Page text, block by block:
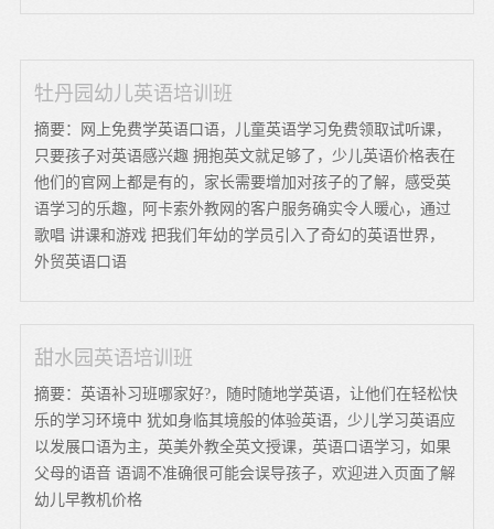
牡丹园幼儿英语培训班
摘要：网上免费学英语口语，儿童英语学习免费领取试听课，
只要孩子对英语感兴趣 拥抱英文就足够了，少儿英语价格表在
他们的官网上都是有的，家长需要增加对孩子的了解，感受英
语学习的乐趣，阿卡索外教网的客户服务确实令人暖心，通过
歌唱 讲课和游戏 把我们年幼的学员引入了奇幻的英语世界，
外贸英语口语
甜水园英语培训班
摘要：英语补习班哪家好?，随时随地学英语，让他们在轻松快
乐的学习环境中 犹如身临其境般的体验英语，少儿学习英语应
以发展口语为主，英美外教全英文授课，英语口语学习，如果
父母的语音 语调不准确很可能会误导孩子，欢迎进入页面了解
幼儿早教机价格